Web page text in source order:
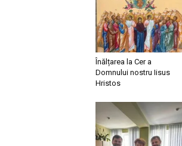
Înălțarea la Cer a
Domnului nostru Iisus
Hristos